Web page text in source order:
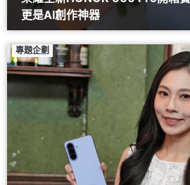
更是AI創作神器
專題企劃